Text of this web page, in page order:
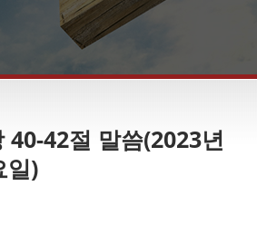
40-42절 말씀(2023년
일)